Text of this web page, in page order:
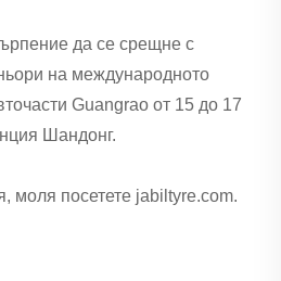
да се срещне с
на международното
Guangrao от 15 до 17
Шандонг.
моля посетете jabiltyre.com.